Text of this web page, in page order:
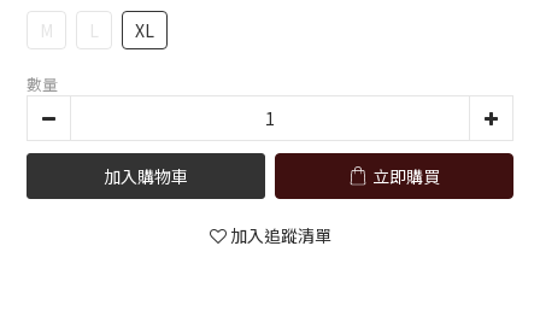
M L XL
數量
加入購物車 立即購買
加入追蹤清單